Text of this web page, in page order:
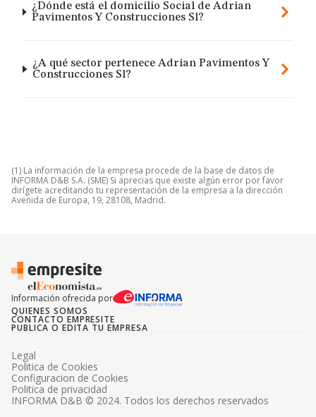
¿Dónde está el domicilio Social de Adrian
Pavimentos Y Construcciones Sl?
¿A qué sector pertenece Adrian Pavimentos Y
Construcciones Sl?
(1) La información de la empresa procede de la base de datos de
INFORMA D&B S.A. (SME) Si aprecias que existe algún error por favor
dirígete acreditando tu representación de la empresa a la dirección
Avenida de Europa, 19, 28108, Madrid.
Información ofrecida por
QUIENES SOMOS
CONTACTO EMPRESITE
PUBLICA O EDITA TU EMPRESA
INFORMA D&B © 2024. Todos los derechos reservados
Legal
Politica de Cookies
Configuracion de Cookies
Politica de privacidad